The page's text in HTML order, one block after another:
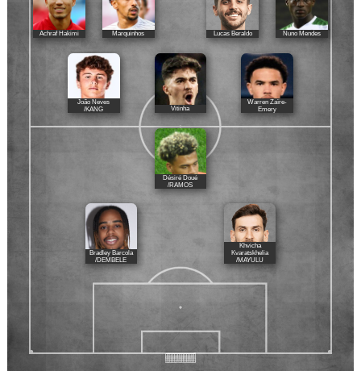
Achraf Hakimi Marquinhos Lucas Beraldo Nuno Mendes
João Neves
/KANG
Vitinha
Warren Zaïre-
Emery
Désiré Doué
/RAMOS
Bradley Barcola
/DEMBELE
Khvicha
Kvaratskhelia
/MAYULU